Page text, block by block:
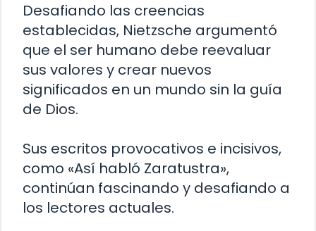
Desafiando las creencias
establecidas, Nietzsche argumentó
que el ser humano debe reevaluar
sus valores y crear nuevos
significados en un mundo sin la guía
de Dios.
Sus escritos provocativos e incisivos,
como «Así habló Zaratustra»,
continúan fascinando y desafiando a
los lectores actuales.